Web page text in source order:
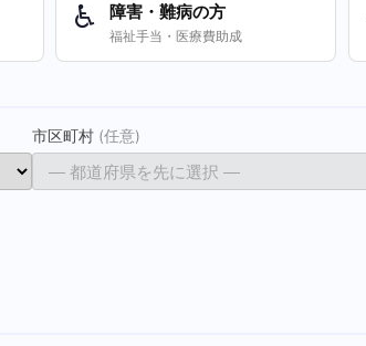
♿ 障害・難病の方
福祉手当・医療費助成
市区町村 (任意)